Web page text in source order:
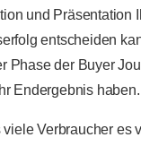
und Präsentation
entscheiden
Phase der Buyer
Endergebnis haben.
viele Verbraucher es